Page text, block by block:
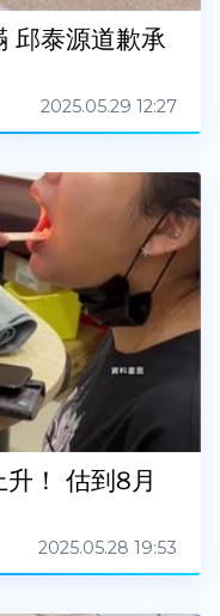
邱泰源道歉承
2025.05.29 12:27
！ 估到8月
2025.05.28 19:53